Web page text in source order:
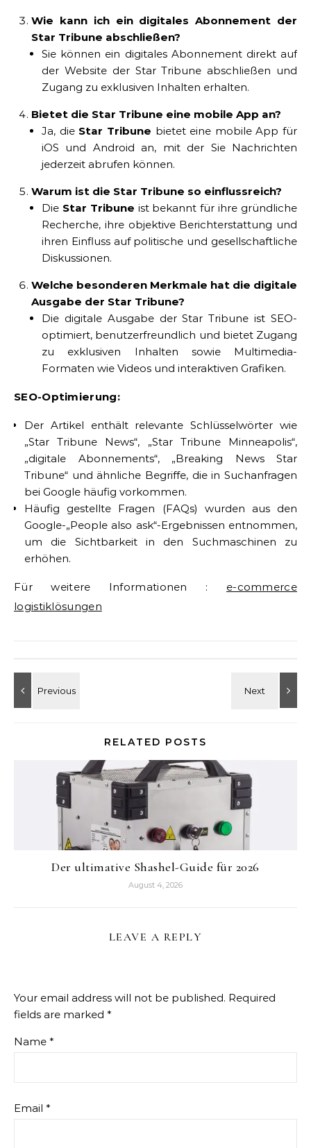
Wie kann ich ein digitales Abonnement der
Star Tribune abschließen?
Sie können ein digitales Abonnement direkt auf
der Website der Star Tribune abschließen und
Zugang zu exklusiven Inhalten erhalten.
Bietet die Star Tribune eine mobile App an?
Ja, die Star Tribune bietet eine mobile App für
iOS und Android an, mit der Sie Nachrichten
jederzeit abrufen können.
Warum ist die Star Tribune so einflussreich?
Die Star Tribune ist bekannt für ihre gründliche
Recherche, ihre objektive Berichterstattung und
ihren Einfluss auf politische und gesellschaftliche
Diskussionen.
Welche besonderen Merkmale hat die digitale
Ausgabe der Star Tribune?
Die digitale Ausgabe der Star Tribune ist SEO-
optimiert, benutzerfreundlich und bietet Zugang
zu exklusiven Inhalten sowie Multimedia-
Formaten wie Videos und interaktiven Grafiken.
SEO-Optimierung:
Der Artikel enthält relevante Schlüsselwörter wie
„Star Tribune News“, „Star Tribune Minneapolis“,
„digitale Abonnements“, „Breaking News Star
Tribune“ und ähnliche Begriffe, die in Suchanfragen
bei Google häufig vorkommen.
Häufig gestellte Fragen (FAQs) wurden aus den
Google-„People also ask“-Ergebnissen entnommen,
um die Sichtbarkeit in den Suchmaschinen zu
erhöhen.
Für weitere Informationen : e-commerce
logistiklösungen
RELATED POSTS
Der ultimative Shashel-Guide für 2026
August 4, 2026
LEAVE A REPLY
Your email address will not be published. Required
fields are marked *
Name *
Email *